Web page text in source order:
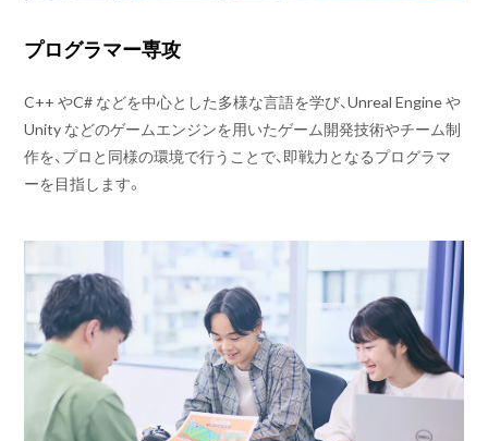
プログラマー専攻
C++ やC# などを中心とした多様な言語を学び、Unreal Engine や
Unity などのゲームエンジンを用いたゲーム開発技術やチーム制
作を、プロと同様の環境で行うことで、即戦力となるプログラマ
ーを目指します。